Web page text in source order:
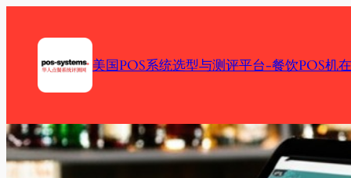
content
美国POS系统选型与测评平台-餐饮POS机